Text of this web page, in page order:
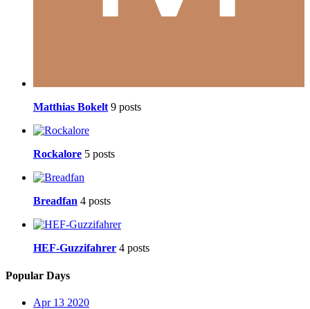
Matthias Bokelt 9 posts
Rockalore 5 posts
Breadfan 4 posts
HEF-Guzzifahrer 4 posts
Popular Days
Apr 13 2020